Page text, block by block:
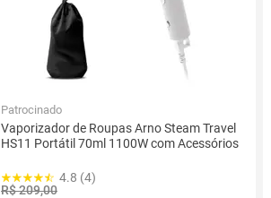
Patrocinado
Vaporizador de Roupas Arno Steam Travel
HS11 Portátil 70ml 1100W com Acessórios
4.8 (4)
R$ 209,00